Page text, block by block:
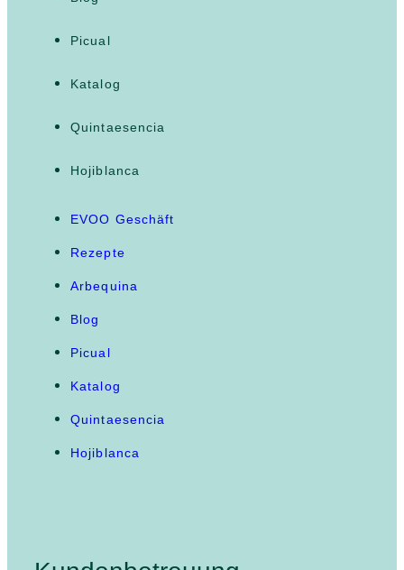
Picual
Katalog
Quintaesencia
Hojiblanca
EVOO Geschäft
Rezepte
Arbequina
Blog
Picual
Katalog
Quintaesencia
Hojiblanca